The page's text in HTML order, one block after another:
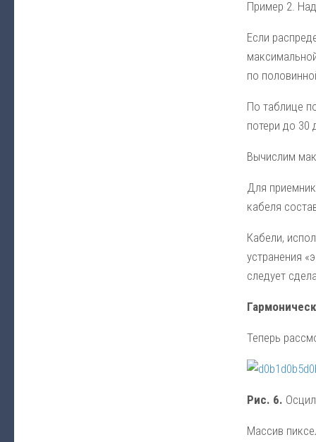
Пример 2.
Если
по
По таблице
потери до 30
Вычислим
Для
кабеля
Кабели,
устранения
следует
Теперь
Рис. 6.
Массив